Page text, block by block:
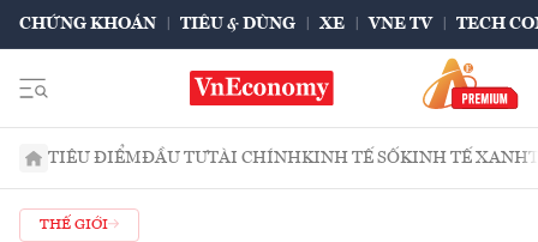
CHỨNG KHOÁN TIÊU & DÙNG XE VNE TV TECH
TIÊU ĐIỂMĐẦU TƯTÀI CHÍNHKINH TẾ SỐKINH TẾ XANH
THẾ GIỚI